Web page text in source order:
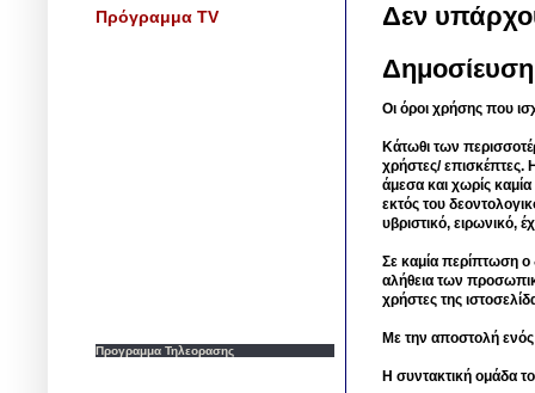
Δεν
Οι όροι χρήσης που
Κάτωθι των
χρήστες/ επισκέπτες.
άμεσα και χωρίς
εκτός του
υβριστικό, ειρωνικό,
Σε καμία περίπτωση ο
αλήθεια των
χρήστες της
Με την αποστολή
Η συντακτική ομάδα
Πρόγραμμα TV
Προγραμμα Τηλεορασης